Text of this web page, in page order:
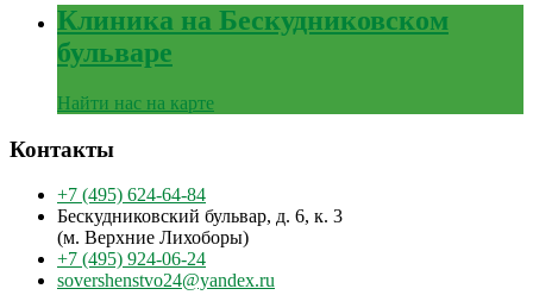
Клиника на Бескудниковском
бульваре
Найти нас на карте
Контакты
+7 (495) 624-64-84
Бескудниковский бульвар, д. 6, к. 3
(м. Верхние Лихоборы)
+7 (495) 924-06-24
sovershenstvo24@yandex.ru